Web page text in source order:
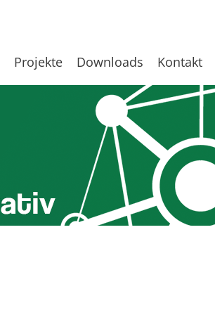
Projekte Downloads Kontakt